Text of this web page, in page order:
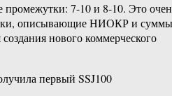
промежутки: 7-10 и 8-10. Это
описывающие НИОКР и
нового коммерческого
первый SSJ100